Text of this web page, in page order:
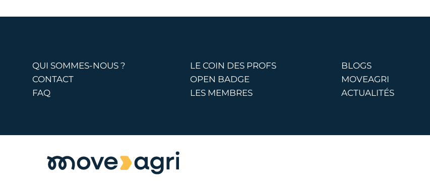
QUI SOMMES-NOUS ?
CONTACT
FAQ
LE COIN DES PROFS
OPEN BADGE
LES MEMBRES
BLOGS
MOVEAGRI
ACTUALITÉS